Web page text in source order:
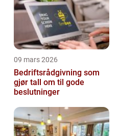
09 mars 2026
Bedriftsrådgivning som
gjør tall om til gode
beslutninger